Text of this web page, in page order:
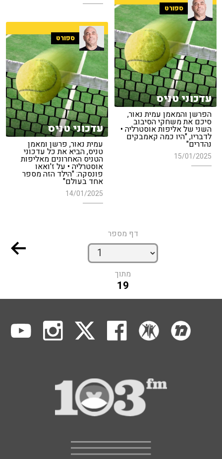
ספורט
עדכוני טניס
הפרשן והמאמן עמית נאור,
סיכם את משחקי הסיבוב
השני של אליפות אוסטרליה •
לדבריו, "היו כמה קאמבקים
נהדרים"
15/01/2025
ספורט
עדכוני טניס
עמית נאור, פרשן ומאמן
טניס, הביא את כל עדכוני
הטניס האחרונים מאליפות
אוסטרליה • על ז'ואאו
פונסקה: "הילד הזה מספר
אחד בעולם"
14/01/2025
דף מספר
מתוך
19